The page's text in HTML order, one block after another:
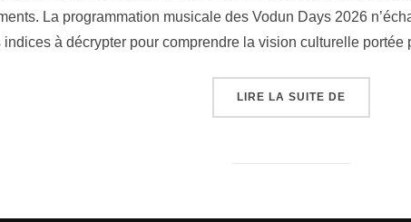
La programmation musicale des Vodun Days 2026
indices à décrypter pour comprendre la vision culturelle
LIRE LA SUITE DE